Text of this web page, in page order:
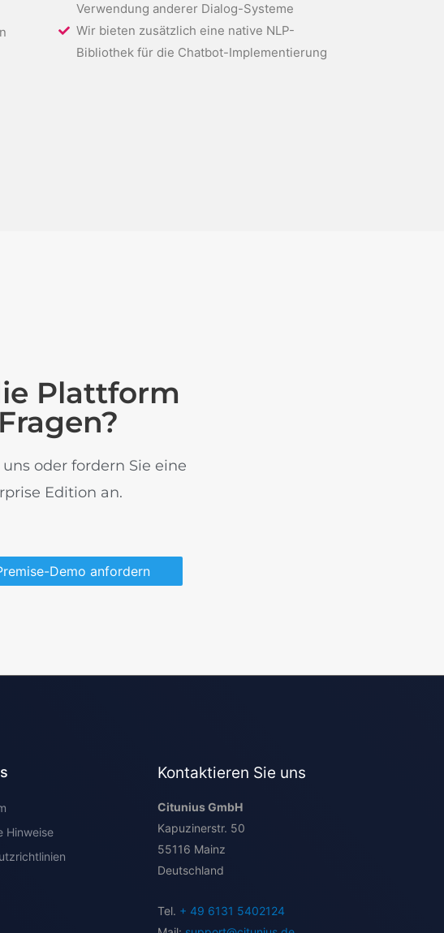
Verwendung anderer Dialog-Systeme
Wir bieten zusätzlich eine native NLP-
Bibliothek für die Chatbot-Implementierung
Plattform
oder fordern Sie eine
Edition an.
Demo anfordern
Hinweise
Kontaktieren Sie uns
Citunius GmbH
Kapuzinerstr. 50
55116 Mainz
Deutschland
Tel. + 49 6131 5402124